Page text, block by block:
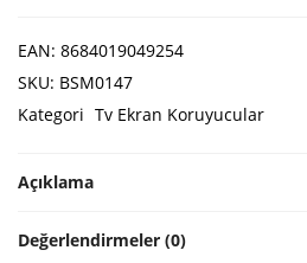
EAN: 8684019049254
SKU: BSM0147
Kategori Tv Ekran Koruyucular
Açıklama
Değerlendirmeler (0)